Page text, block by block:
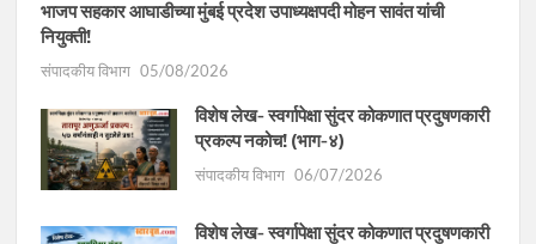
भाजप सहकार आघाडीच्या मुंबई प्रदेश उपाध्यक्षपदी मोहन सावंत यांची
नियुक्ती!
संपादकीय विभाग 05/08/2026
विशेष लेख- स्वर्गापेक्षा सुंदर कोकणात प्रदुषणकारी
प्रकल्प नकोच! (भाग-४)
संपादकीय विभाग 06/07/2026
विशेष लेख- स्वर्गापेक्षा सुंदर कोकणात प्रदुषणकारी